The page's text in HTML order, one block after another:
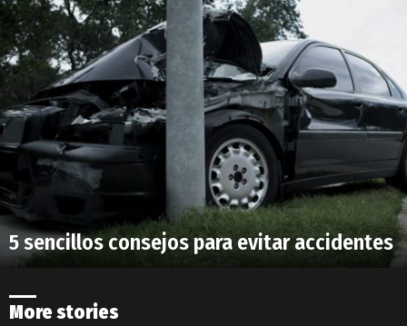
5 sencillos consejos para evitar accidentes
More stories